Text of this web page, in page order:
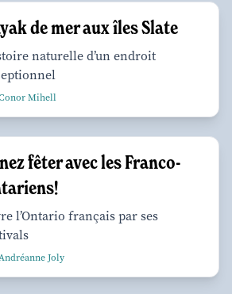
de mer aux îles Slate
naturelle d’un endroit
Mihell
fêter avec les Franco-
l’Ontario français par ses
Joly